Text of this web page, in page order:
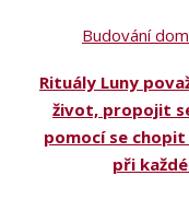
Budování
Rituály Luny
život, propojit
pomocí se chopit
při